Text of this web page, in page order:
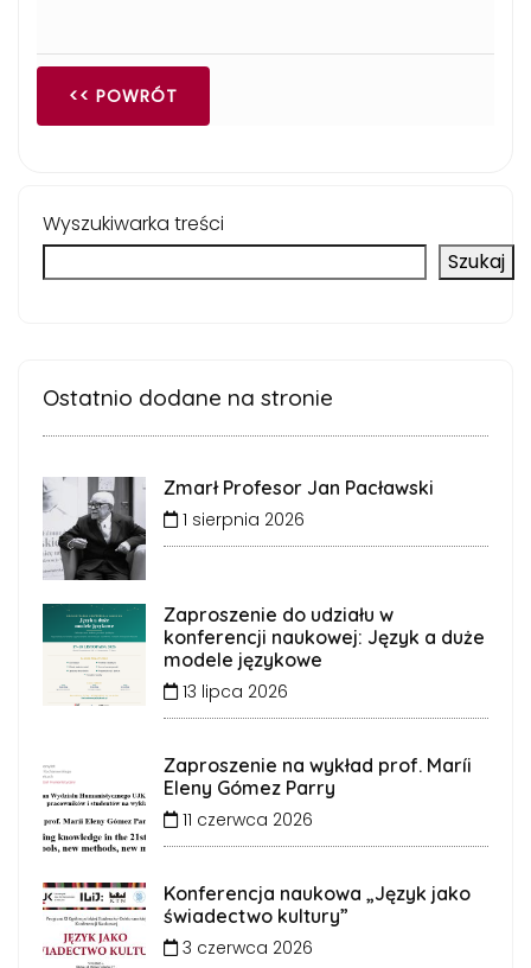
<< POWRÓT
Wyszukiwarka treści
Szukaj
Ostatnio dodane na stronie
Zmarł Profesor Jan Pacławski
1 sierpnia 2026
Zaproszenie do udziału w
konferencji naukowej: Język a duże
modele językowe
13 lipca 2026
Zaproszenie na wykład prof. Maríi
Eleny Gómez Parry
11 czerwca 2026
Konferencja naukowa „Język jako
świadectwo kultury”
3 czerwca 2026